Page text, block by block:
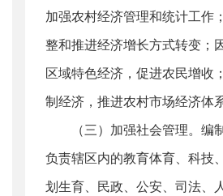
加强农村经济管理和统计工作
整和推进经济增长方式转变；
区域特色经济，促进农民增收
制经济，推进农村市场经济体
（三）加强社会管理。编
负责辖区内的教育体育、科技
划生育、民政、公安、司法、